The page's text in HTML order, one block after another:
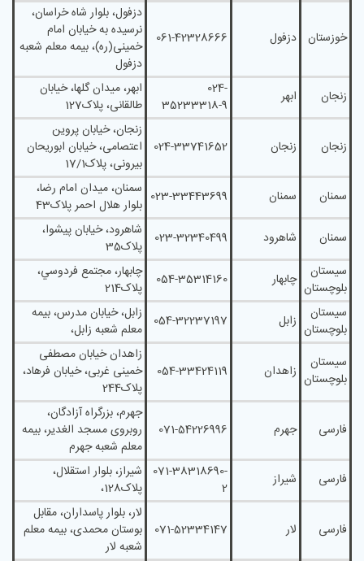
خوزستان دزفول 061-42328666
دزفول، بلوار شاه خراسان،
نرسیده به خیابان امام
خمینی(ره)، بیمه معلم شعبه
دزفول
زنجان
ابهر
024-
35233318-9
ابهر، ميدان گلها، خيابان
طالقانی، پلاک127
زنجان زنجان 024-33741652
زنجان، خیابان پروین
اعتصامی، خیابان ابوریحان
بیرونی، پلاک17/1
سمنان
سمنان 023-33443699 سمنان، میدان امام رضا،
بلوار هلال احمر پلاک43
سمنان
شاهرود 023-32340499
شاهرود، خيابان پيشوا،
پلاک35
سیستان
بلوچستان چابهار 054-35314160
چابهار، مجتمع فردوسي،
پلاک214
سیستان
بلوچستان زابل 054-32237197
زابل، خيابان مدرس، بیمه
معلم شعبه زابل،
سیستان
بلوچستان زاهدان 054-33424119
زاهدان خیابان مصطفی
خمینی غربی، خیابان فرهاد،
پلاک244
فارسی جهرم 071-54226996
جهرم، بزرگراه آزادگان،
روبروی مسجد الغدیر، بیمه
معلم شعبه جهرم
فارسی
شیراز
071-38318690-
2
شيراز، بلوار استقلال،
پلاک128،
فارسی لار 071-52334147
لار، بلوار پاسداران، مقابل
بوستان محمدی، بیمه معلم
شعبه لار